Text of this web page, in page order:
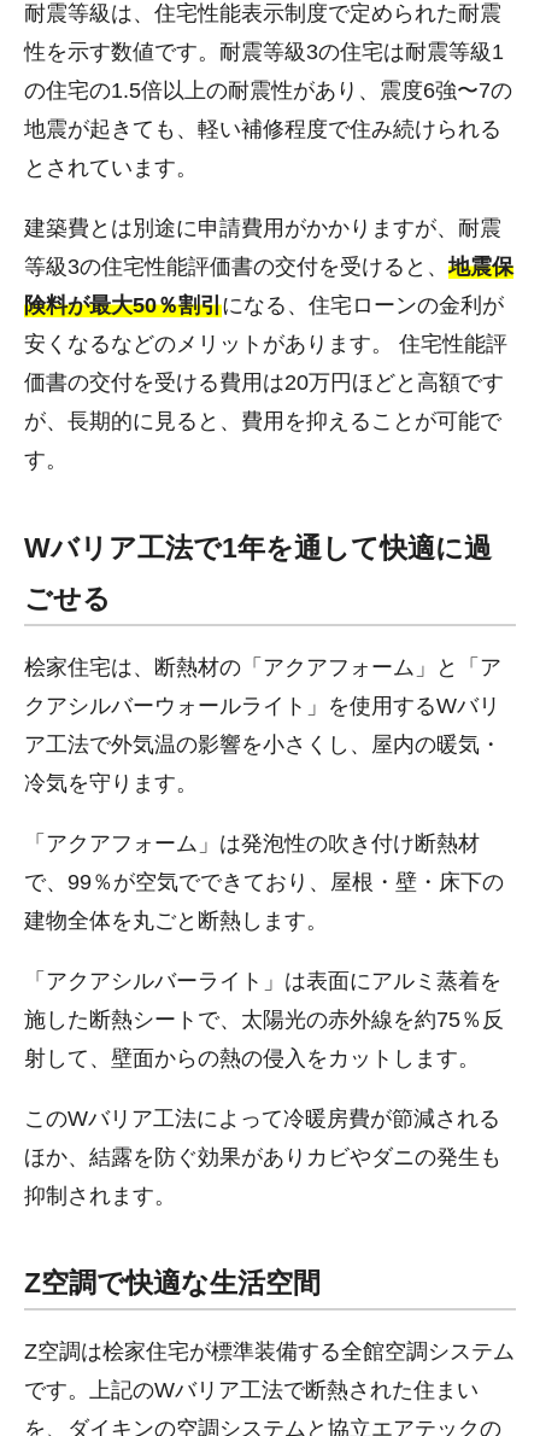
耐震等級は、住宅性能表示制度で定められた耐震
性を示す数値です。耐震等級3の住宅は耐震等級1
の住宅の1.5倍以上の耐震性があり、震度6強〜7の
地震が起きても、軽い補修程度で住み続けられる
とされています。
建築費とは別途に申請費用がかかりますが、耐震
等級3の住宅性能評価書の交付を受けると、地震保
険料が最大50％割引になる、住宅ローンの金利が
安くなるなどのメリットがあります。 住宅性能評
価書の交付を受ける費用は20万円ほどと高額です
が、長期的に見ると、費用を抑えることが可能で
す。
Wバリア工法で1年を通して快適に過
ごせる
桧家住宅は、断熱材の「アクアフォーム」と「ア
クアシルバーウォールライト」を使用するWバリ
ア工法で外気温の影響を小さくし、屋内の暖気・
冷気を守ります。
「アクアフォーム」は発泡性の吹き付け断熱材
で、99％が空気でできており、屋根・壁・床下の
建物全体を丸ごと断熱します。
「アクアシルバーライト」は表面にアルミ蒸着を
施した断熱シートで、太陽光の赤外線を約75％反
射して、壁面からの熱の侵入をカットします。
このWバリア工法によって冷暖房費が節減される
ほか、結露を防ぐ効果がありカビやダニの発生も
抑制されます。
Z空調で快適な生活空間
Z空調は桧家住宅が標準装備する全館空調システム
です。上記のWバリア工法で断熱された住まい
を、ダイキンの空調システムと協立エアテックの